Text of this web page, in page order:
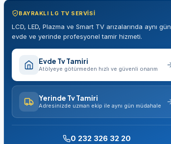
BAYRAKLI LG TV SERVISI
LCD, LED, Plazma ve Smart TV arızalarında aynı gün
evde ve yerinde profesyonel tamir hizmeti.
Evde Tv Tamiri
Atölyeye götürmeden hızlı ve güvenli onarım
Yerinde Tv Tamiri
Adresinizde uzman ekip ile aynı gün müdahale
0 232 326 32 20